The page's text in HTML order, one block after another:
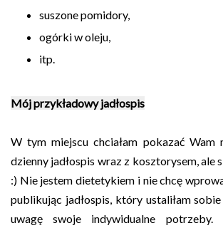
suszone pomidory,
ogórki w oleju,
itp.
Mój przykładowy jadłospis
W tym miejscu chciałam pokazać Wam
dzienny jadłospis wraz z kosztorysem, ale
:) Nie jestem dietetykiem i nie chcę
publikując jadłospis, który ustaliłam
uwagę swoje indywidualne